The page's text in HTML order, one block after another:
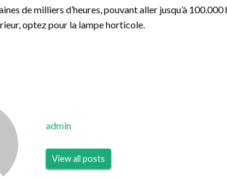
de milliers d’heures, pouvant aller jusqu’à
optez pour la lampe horticole.
admin
View all posts